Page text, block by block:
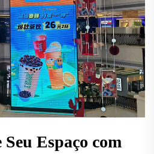
Espaço com